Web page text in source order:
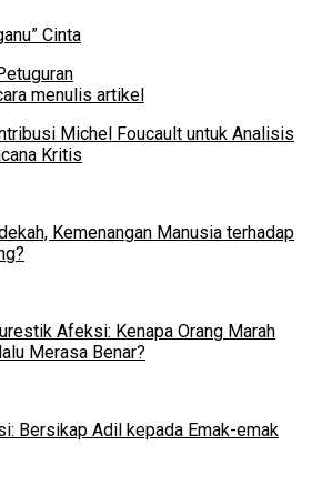
Cinta
Michel Foucault untuk Analisis
Kritis
Kemenangan Manusia terhadap
Afeksi: Kenapa Orang Marah
Merasa Benar?
Bersikap Adil kepada Emak-emak